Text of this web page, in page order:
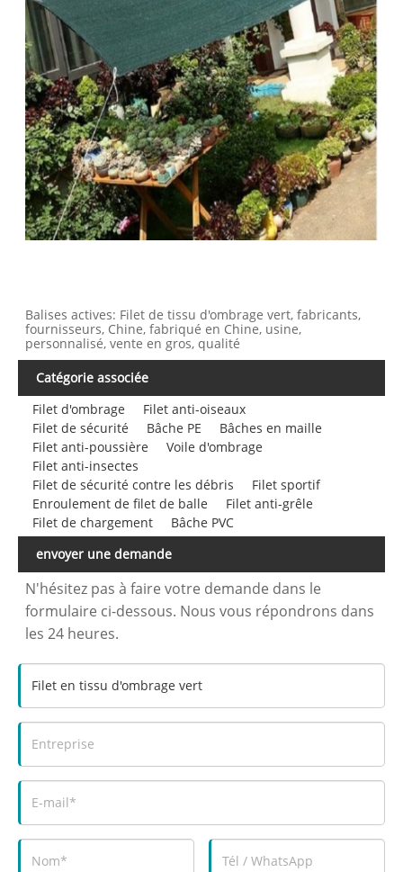
Balises actives: Filet de tissu d'ombrage vert, fabricants,
fournisseurs, Chine, fabriqué en Chine, usine,
personnalisé, vente en gros, qualité
Catégorie associée
Filet d'ombrage
Filet anti-oiseaux
Filet de sécurité
Bâche PE
Bâches en maille
Filet anti-poussière
Voile d'ombrage
Filet anti-insectes
Filet de sécurité contre les débris
Filet sportif
Enroulement de filet de balle
Filet anti-grêle
Filet de chargement
Bâche PVC
envoyer une demande
N'hésitez pas à faire votre demande dans le
formulaire ci-dessous. Nous vous répondrons dans
les 24 heures.